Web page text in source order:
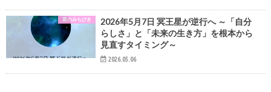
星のみちびき
2026年5月7日 冥王星が逆行へ ～「自分
らしさ」と「未来の生き方」を根本から
見直すタイミング～
2026.05.06